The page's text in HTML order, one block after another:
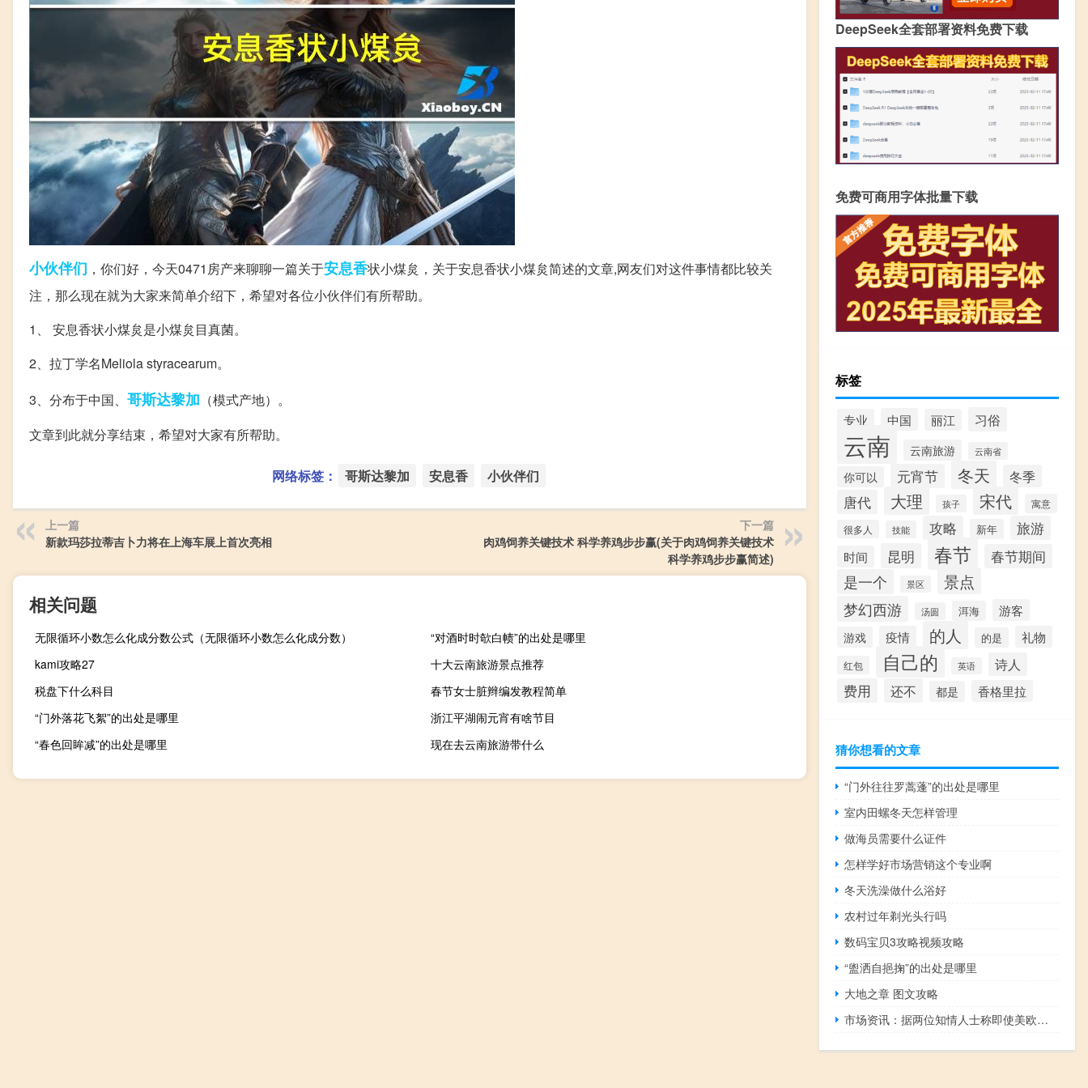
小伙伴们 ，你们好，今天0471房产来聊聊一篇关于安息香状小煤炱，关于安息香状小煤炱简述的文章,网友们对这件事情都比较关
注，那么现在就为大家来简单介绍下，希望对各位小伙伴们有所帮助。
1、 安息香状小煤炱是小煤炱目真菌。
2、拉丁学名Meliola styracearum。
3、分布于中国、 哥斯达黎加 （模式产地）。
文章到此就分享结束，希望对大家有所帮助。
网络标签： 哥斯达黎加 安息香 小伙伴们
上一篇
新款玛莎拉蒂吉卜力将在上海车展上首次亮相
下一篇
肉鸡饲养关键技术 科学养鸡步步赢(关于肉鸡饲养关键技术
科学养鸡步步赢简述)
相关问题
无限循环小数怎么化成分数公式（无限循环小数怎么化成分数）
“对酒时时欹白帻”的出处是哪里
kami攻略27
十大云南旅游景点推荐
税盘下什么科目
春节女士脏辫编发教程简单
“门外落花飞絮”的出处是哪里
浙江平湖闹元宵有啥节目
“春色回眸减”的出处是哪里
现在去云南旅游带什么
DeepSeek全套部署资料免费下载
免费可商用字体批量下载
标签
专业 中国 丽江 习俗
云南 云南旅游 云南省
你可以 元宵节 冬天 冬季
唐代 大理 孩子 宋代 寓意
很多人 技能 攻略 新年 旅游
时间 昆明 春节 春节期间
是一个 景区 景点
梦幻西游 汤圆 洱海 游客
游戏 疫情 的人 的是 礼物
红包 自己的 英语 诗人
费用 还不 都是 香格里拉
猜你想看的文章
“门外往往罗蒿蓬”的出处是哪里
室内田螺冬天怎样管理
做海员需要什么证件
怎样学好市场营销这个专业啊
冬天洗澡做什么浴好
农村过年剃光头行吗
数码宝贝3攻略视频攻略
“盥洒自挹掬”的出处是哪里
大地之章 图文攻略
市场资讯：据两位知情人士称即使美欧双方未能达成绿色钢铁协议美国也不会在年底重新对欧盟钢铝征收关税这一不重新加征关税的决定旨在为谈判创造“喘息空间”